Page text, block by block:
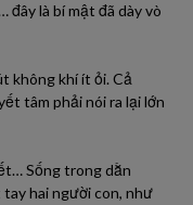
đây là bí mật đã dày vò
không khí ít ỏi. Cả
tâm phải nói ra lại lớn
Sống trong dằn
hai người con, như